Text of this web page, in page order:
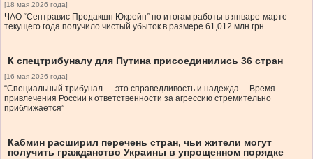
[18 мая 2026 года]
ЧАО “Сентравис Продакшн Юкрейн” по итогам работы в январе-марте
текущего года получило чистый убыток в размере 61,012 млн грн
К спецтрибуналу для Путина присоединились 36 стран
[16 мая 2026 года]
“Специальный трибунал — это справедливость и надежда… Время
привлечения России к ответственности за агрессию стремительно
приближается”
Кабмин расширил перечень стран, чьи жители могут
получить гражданство Украины в упрощенном порядке